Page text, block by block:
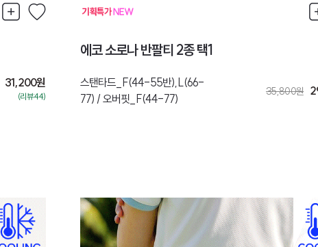
31,200원
(리뷰:44)
에코 소로나 반팔티 2종 택1
스탠타드_F(44-55반),L(66-
77) / 오버핏_F(44-77)
35,800원